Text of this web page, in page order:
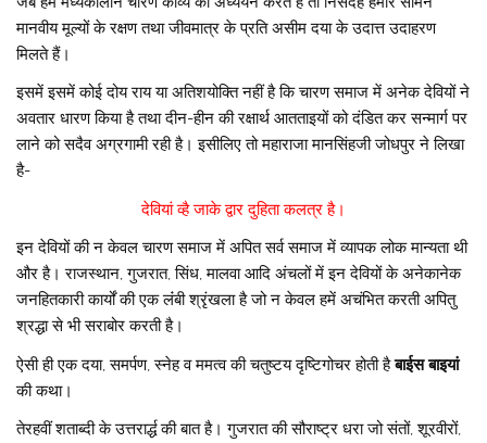
मानवीय मूल्यों के रक्षण तथा जीवमात्र के प्रति असीम दया के उदात्त उदाहरण
मिलते हैं।
इसमें इसमें कोई दोय राय या अतिशयोक्ति नहीं है कि चारण समाज में अनेक देवियों ने
अवतार धारण किया है तथा दीन-हीन की रक्षार्थ आतताइयों को दंडित कर सन्मार्ग पर
लाने को सदैव अग्रगामी रही है। इसीलिए तो महाराजा मानसिंहजी जोधपुर ने लिखा
है-
देवियां व्है जाके द्वार दुहिता कलत्र है।
इन देवियों की न केवल चारण समाज में अपित सर्व समाज में व्यापक लोक मान्यता थी
और है। राजस्थान, गुजरात, सिंध, मालवा आदि अंचलों में इन देवियों के अनेकानेक
जनहितकारी कार्यों की एक लंंबी श्रृंखला है जो न केवल हमें अचंभित करती अपितु
श्रद्धा से भी सराबोर करती है।
ऐसी ही एक दया, समर्पण, स्नेह व ममत्व की चतुष्टय दृष्टिगोचर होती हैबाईस बाइयां
की कथा।
तेरहवीं शताब्दी के उत्तरार्द्ध की बात है। गुजरात की सौराष्ट्र धरा जो संतों, शूरवीरों,